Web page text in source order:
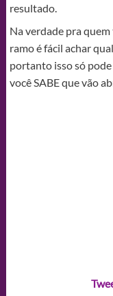
resultado.
Na verdade pra
ramo é fácil achar
portanto isso só
você SABE que vão